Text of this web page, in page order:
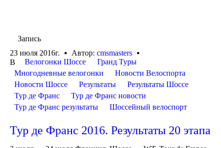
Запись
23 июля 2016г.
Автор: cmsmasters
В
Велогонки Шоссе
Гранд Туры
Многодневные велогонки
Новости Велоспорта
Новости Шоссе
Результаты
Результаты Шоссе
Тур де Франс
Тур де Франс новости
Тур де Франс результаты
Шоссейный велоспорт
Тур де Франс 2016. Результаты 20 этапа